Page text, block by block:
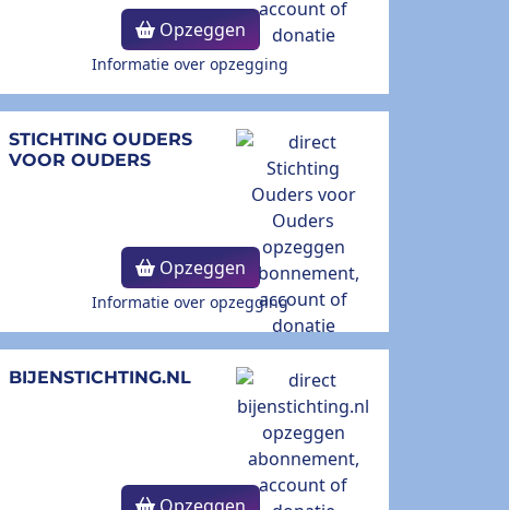
Opzeggen
Informatie over opzegging
STICHTING OUDERS
VOOR OUDERS
Opzeggen
Informatie over opzegging
BIJENSTICHTING.NL